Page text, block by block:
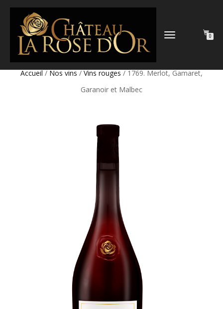
DÉPLIER
0
Accueil/Nos vins/Vins rouges/ 1769. Merlot, Gamaret,
Garanoir et Malbec